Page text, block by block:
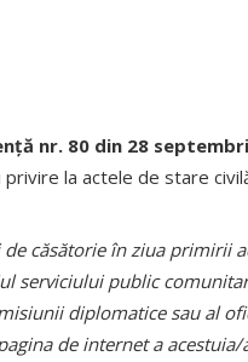
nr. 80 din 28
la actele de stare
căsătorie în ziua primirii
serviciului public
diplomatice sau al
de internet a acestuia/